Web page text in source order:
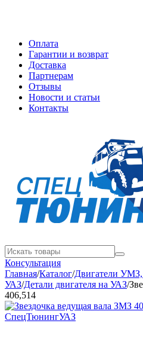
Оплата
Гарантии и возврат
Доставка
Партнерам
Отзывы
Новости и статьи
Контакты
Консультация
Главная/Каталог/Двигатели
УАЗ/Детали двигателя на УАЗ/
406,514